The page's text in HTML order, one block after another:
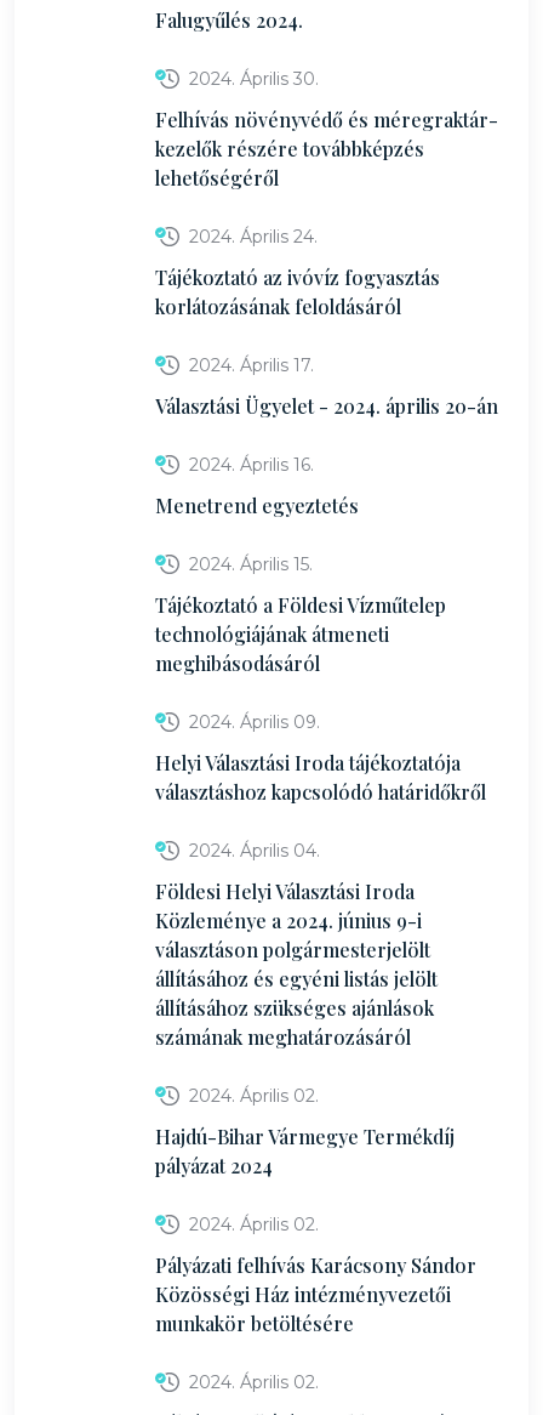
Falugyűlés 2024.
2024. Április 30.
Felhívás növényvédő és méregraktár-
kezelők részére továbbképzés
lehetőségéről
2024. Április 24.
Tájékoztató az ivóvíz fogyasztás
korlátozásának feloldásáról
2024. Április 17.
Választási Ügyelet - 2024. április 20-án
2024. Április 16.
Menetrend egyeztetés
2024. Április 15.
Tájékoztató a Földesi Vízműtelep
technológiájának átmeneti
meghibásodásáról
2024. Április 09.
Helyi Választási Iroda tájékoztatója
választáshoz kapcsolódó határidőkről
2024. Április 04.
Földesi Helyi Választási Iroda
Közleménye a 2024. június 9-i
választáson polgármesterjelölt
állításához és egyéni listás jelölt
állításához szükséges ajánlások
számának meghatározásáról
2024. Április 02.
Hajdú-Bihar Vármegye Termékdíj
pályázat 2024
2024. Április 02.
Pályázati felhívás Karácsony Sándor
Közösségi Ház intézményvezetői
munkakör betöltésére
2024. Április 02.